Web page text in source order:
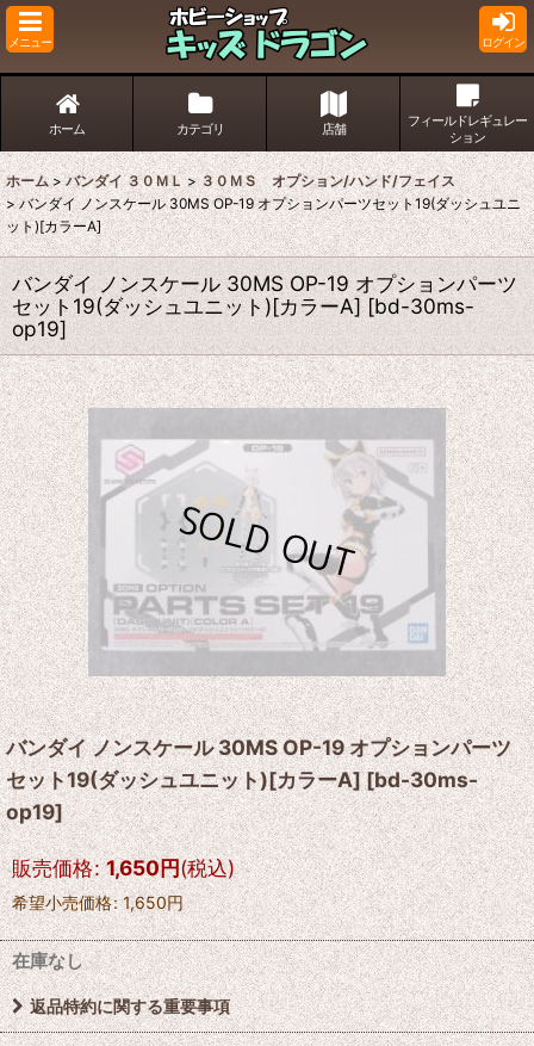
メニュー ログイン
ホーム カテゴリ 店舗
フィールドレギュレー
ション
ホーム > バンダイ ３０ＭＬ > ３０ＭＳ オプション/ハンド/フェイス
> バンダイ ノンスケール 30MS OP-19 オプションパーツセット19(ダッシュユニ
ット)[カラーA]
バンダイ ノンスケール 30MS OP-19 オプションパーツ
セット19(ダッシュユニット)[カラーA] [bd-30ms-
op19]
バンダイ ノンスケール 30MS OP-19 オプションパーツ
セット19(ダッシュユニット)[カラーA] [bd-30ms-
op19]
販売価格: 1,650円(税込)
希望小売価格: 1,650円
在庫なし
返品特約に関する重要事項